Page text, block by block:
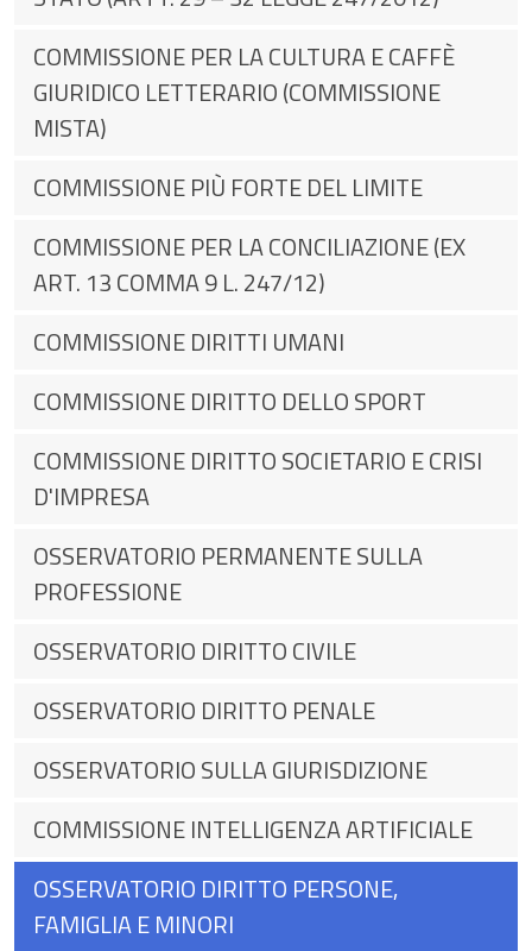
COMMISSIONE PER LA CULTURA E CAFFÈ
GIURIDICO LETTERARIO (COMMISSIONE
MISTA)
COMMISSIONE PIÙ FORTE DEL LIMITE
COMMISSIONE PER LA CONCILIAZIONE (EX
ART. 13 COMMA 9 L. 247/12)
COMMISSIONE DIRITTI UMANI
COMMISSIONE DIRITTO DELLO SPORT
COMMISSIONE DIRITTO SOCIETARIO E CRISI
D'IMPRESA
OSSERVATORIO PERMANENTE SULLA
PROFESSIONE
OSSERVATORIO DIRITTO CIVILE
OSSERVATORIO DIRITTO PENALE
OSSERVATORIO SULLA GIURISDIZIONE
COMMISSIONE INTELLIGENZA ARTIFICIALE
OSSERVATORIO DIRITTO PERSONE,
FAMIGLIA E MINORI